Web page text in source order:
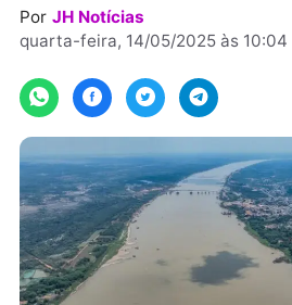
pico registrado em abril
quarta-feira, 14/05/2025 às